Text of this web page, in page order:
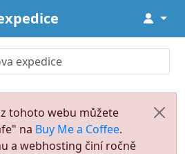
↓
tohoto webu můžete
na Buy Me a Coffee.
a webhosting činí ročně